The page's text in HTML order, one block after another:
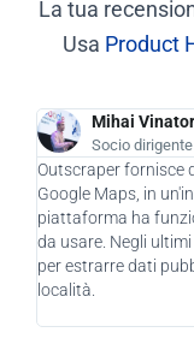
La tua
Usa Product
Mihai
Socio dirigente
Outscraper fornisce
Google Maps, in
piattaforma ha
da usare. Negli
per estrarre dati
località.